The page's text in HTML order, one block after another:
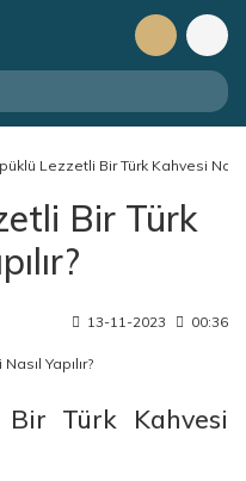
Lezzetli Bir Türk Kahvesi Nasıl
Bir Türk
13-11-2023 00:36
Türk Kahvesi